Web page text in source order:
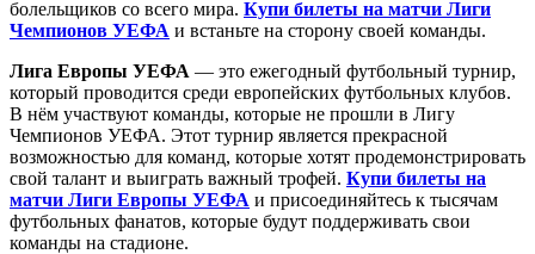
болельщиков со всего мира. Купи билеты на матчи Лиги
Чемпионов УЕФА и встаньте на сторону своей команды.
Лига Европы УЕФА — это ежегодный футбольный турнир,
который проводится среди европейских футбольных клубов.
В нём участвуют команды, которые не прошли в Лигу
Чемпионов УЕФА. Этот турнир является прекрасной
возможностью для команд, которые хотят продемонстрировать
свой талант и выиграть важный трофей. Купи билеты на
матчи Лиги Европы УЕФА и присоединяйтесь к тысячам
футбольных фанатов, которые будут поддерживать свои
команды на стадионе.